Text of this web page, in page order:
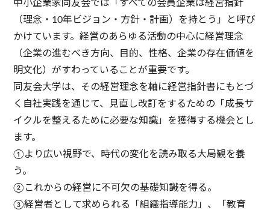
中小企業家同友会では「すべての会員企業は経営指針
（理念・10年ビジョン・方針・計画）を持とう」と呼び
かけています。経営のあらゆる活動の中心に経営理念
（企業の進むべき方向、目的、性格、企業の存在価値を
明文化）がすわっていることが重要です。
同友会大学は、その経営理念を軸に経営指針書にもとづ
く自社実践を通じて、見直し改訂をするための「成長サ
イクルを整えるために必要な知識」を獲得する機会とし
ます。
①より広い視野で、時代の変化を読み取る大局観を養
う。
②これからの経営に不可欠の基礎知識を得る。
③経営者として求められる「組織指導能力」、「教育